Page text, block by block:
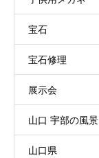
宝石
宝石修理
展示会
山口 宇部の風景
山口県